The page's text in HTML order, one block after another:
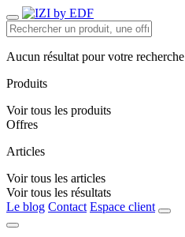
Aucun résultat pour votre recherche
Produits
Voir tous les produits
Offres
Articles
Voir tous les articles
Voir tous les résultats
Le blog Contact Espace client